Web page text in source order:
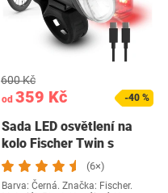
od 359 Kč
600 Kč
-40 %
Sada LED osvětlení na
kolo Fischer Twin s
inovativním 360°…
(6×)
Barva: Černá. Značka: Fischer.